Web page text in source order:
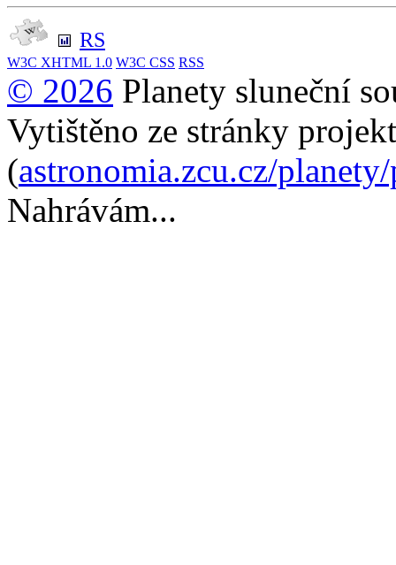
RS
W3C XHTML 1.0 W3C CSS RSS
© 2026 Planety sluneční
Vytištěno ze stránky
(astronomia.zcu.cz/
Nahrávám...